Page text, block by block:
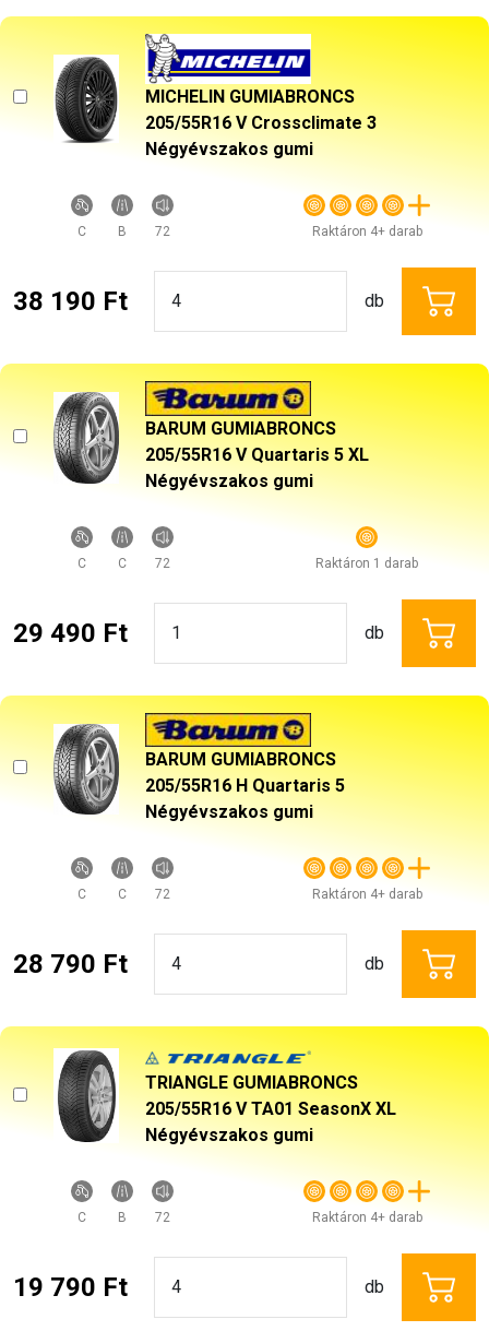
MICHELIN GUMIABRONCS
205/55R16 V Crossclimate 3
Négyévszakos gumi
C B 72 Raktáron 4+ darab
38 190 Ft db
BARUM GUMIABRONCS
205/55R16 V Quartaris 5 XL
Négyévszakos gumi
C C 72 Raktáron 1 darab
29 490 Ft db
BARUM GUMIABRONCS
205/55R16 H Quartaris 5
Négyévszakos gumi
C C 72 Raktáron 4+ darab
28 790 Ft db
TRIANGLE GUMIABRONCS
205/55R16 V TA01 SeasonX XL
Négyévszakos gumi
C B 72 Raktáron 4+ darab
19 790 Ft db